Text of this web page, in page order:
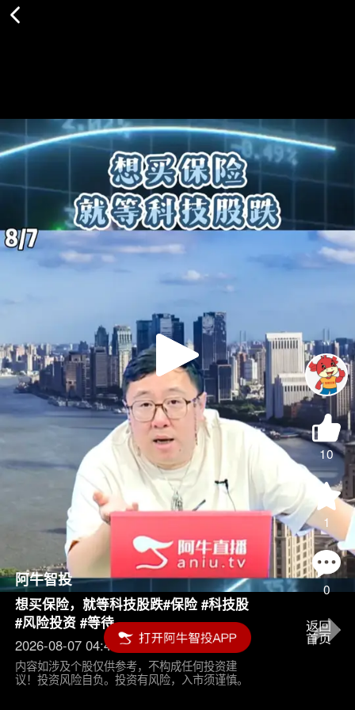
Play
Video
10
1
0
阿牛智投
想买保险，就等科技股跌#保险 #科技股
#风险投资 #等待
2026-08-07 04:45
内容如涉及个股仅供参考，不构成任何投资建
议！投资风险自负。投资有风险，入市须谨慎。